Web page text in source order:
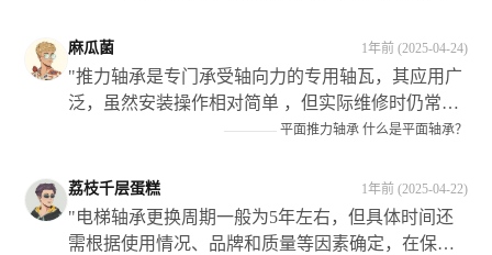
上适当的位置处从而避免死而影响侧姘的作用效果"
麻瓜菌 1年前 (2025-04-24)
"推力轴承是专门承受轴向力的专用轴瓦，其应用广
泛，虽然安装操作相对简单 ，但实际维修时仍常有
错误发生 ，在装配过程中需要注意以下几点：首先
型号和规格 ；最后确保正确区分紧环与松圈的安装
位置 此外还需注意保持架组件的选择以及滚动体的
材质等因素对整体性能的影响"
————平面推力轴承 什么是平面轴承？
荔枝千层蛋糕 1年前 (2025-04-22)
"电梯轴承更换周期一般为5年左右，但具体时间还
需根据使用情况、品牌和质量等因素确定，在保养